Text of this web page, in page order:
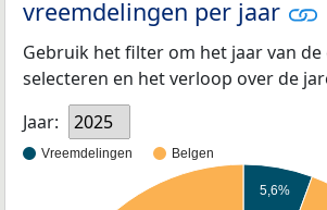
vreemdelingen per jaar
Gebruik het filter om het jaar van
selecteren en het verloop over de
Jaar:
2025
Vreemdelingen Belgen
5,6%